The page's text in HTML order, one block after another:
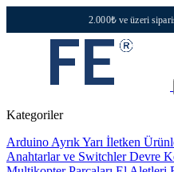
2.000₺ ve üzeri
Kategoriler
Arduino Ayrık Yarı İletken
Anahtarlar ve SwitchlerDevre